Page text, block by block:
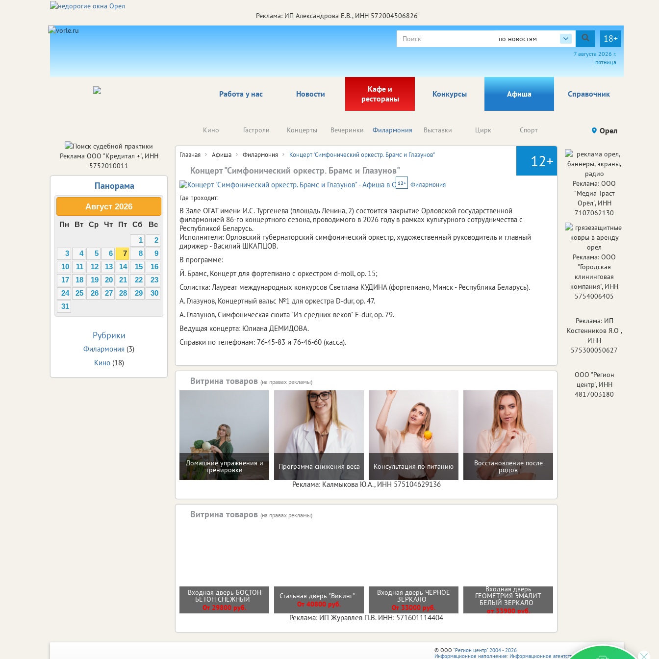
Реклама: ИП Александрова Е.В., ИНН 572004506826
по новостям 18+
7 августа 2026 г.
пятница
Работа у нас Новости
Кафе и
рестораны
Афиша Справочник
Конкурсы
Кино Гастроли Концерты Вечеринки Филармония Выставки Цирк Спорт конкурсов
Орел
12+
Главная Афиша Филармония Концерт "Симфонический оркестр. Брамс и Глазунов"
Концерт "Симфонический оркестр. Брамс и Глазунов"
12+
Филармония
Где проходит:
В Зале ОГАТ имени И.С. Тургенева (площадь Ленина, 2) состоится закрытие Орловской государственной
филармонией 86-го концертного сезона, проводимого в 2026 году в рамках культурного сотрудничества с
Республикой Беларусь.
Исполнители: Орловский губернаторский симфонический оркестр, художественный руководитель и главный
дирижер - Василий ШКАПЦОВ.
В программе:
Й. Брамс, Концерт для фортепиано с оркестром d-moll, ор. 15;
Солистка: Лауреат международных конкурсов Светлана КУДИНА (фортепиано, Минск - Республика Беларусь).
А. Глазунов, Концертный вальс №1 для оркестра D-dur, ор. 47.
А. Глазунов, Симфоническая сюита "Из средних веков" E-dur, ор. 79.
Ведущая концерта: Юлиана ДЕМИДОВА.
Справки по телефонам: 76-45-83 и 76-46-60 (касса).
Витрина товаров (на правах рекламы)
Домашние упражнения и
тренировки Программа снижения веса Консультация по питанию Восстановление после
родов
Реклама: Калмыкова Ю.А., ИНН 575104629136
Витрина товаров (на правах рекламы)
Входная дверь БОСТОН
БЕТОН СНЕЖНЫЙ
От 29800 руб.
Стальная дверь "Викинг"
От 40800 руб.
Входная дверь ЧЕРНОЕ
ЗЕРКАЛО
От 33000 руб.
Входная дверь
ГЕОМЕТРИЯ ЭМАЛИТ
БЕЛЫЙ ЗЕРКАЛО
от 33900 руб.
Реклама: ИП Журавлев П.В. ИНН: 571601114404
Реклама ООО "Кредитал +", ИНН
5752010011
Панорама
Август 2026
Пн Вт Ср Чт Пт Сб
Вс
1
2
3
4 5 6 7 8
9
10
11 12 13 14 15
16
17
18 19 20 21 22
23
24
25 26 27 28 29
30
31
Рубрики
Филармония (3)
Кино(18)
Реклама: ООО
"Медиа Траст
Орёл", ИНН
7107062130
Реклама: ООО
"Городская
клининговая
компания", ИНН
5754006405
Реклама: ИП
Костенников Я.О ,
ИНН
575300050627
ООО "Регион
центр", ИНН
4817003180
© ООО "Регион центр" 2004 - 2026
Информационное наполнение: Информационное агентство vRossii.ru